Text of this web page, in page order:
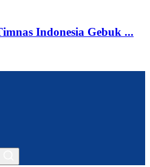
Indonesia Gebuk ...